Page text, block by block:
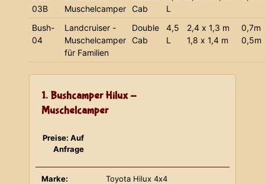
03B
Muschelcamper Cab
L
Bush-
04
Landcruiser -
Muschelcamper
für Familien
Double
Cab
4,5
L
2,4 x 1,3 m
1,8 x 1,4 m
0,7m
0,5m
1. Bushcamper Hilux -
Muschelcamper
Preise: Auf
Anfrage
Marke:
Toyota Hilux 4x4